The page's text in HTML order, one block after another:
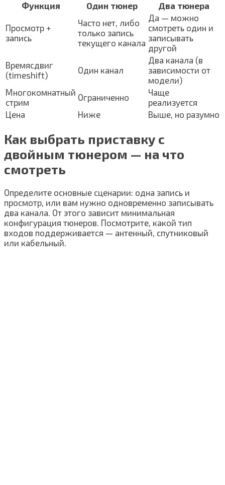
Функция Один тюнер Два тюнера
Просмотр +
запись
Часто нет, либо
только запись
текущего канала
Да — можно
смотреть один и
записывать
другой
Времясдвиг
(timeshift)
Один канал
Два канала (в
зависимости от
модели)
Многокомнатный
стрим
Ограниченно
Чаще
реализуется
Цена
Ниже Выше, но разумно
Как выбрать приставку с
двойным тюнером — на что
смотреть
Определите основные сценарии: одна запись и
просмотр, или вам нужно одновременно записывать
два канала. От этого зависит минимальная
конфигурация тюнеров. Посмотрите, какой тип
входов поддерживается — антенный, спутниковый
или кабельный.